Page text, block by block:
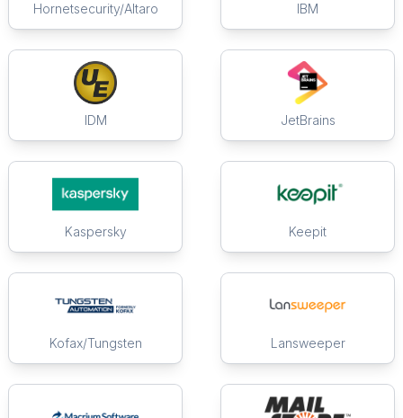
Hornetsecurity/Altaro IBM
IDM JetBrains
Kaspersky Keepit
Kofax/Tungsten Lansweeper